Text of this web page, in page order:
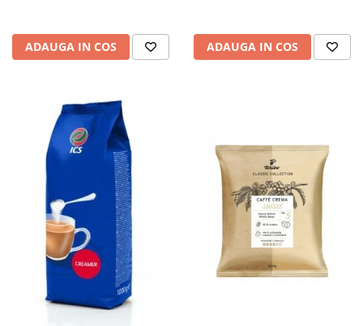
ADAUGA IN COS ADAUGA IN COS